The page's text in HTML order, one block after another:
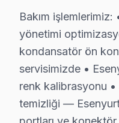
Tefal TV'de T-Con
Esenyurt TV Servis
Saadetdere
Saadetdere
Esenyurt Tefal
Selahaddin
Bakım işlemlerimiz:
yönetimi
kondansatör ön
servisimizde •
renk kalibrasyonu
temizliği —